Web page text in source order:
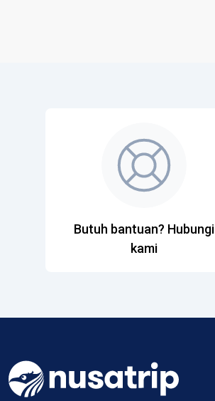
Butuh bantuan? Hubungi
kami